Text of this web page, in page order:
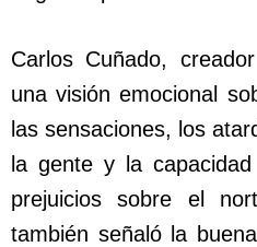
Carlos Cuñado,
una visión emocional
las sensaciones, los
la gente y la
prejuicios sobre el
también señaló la